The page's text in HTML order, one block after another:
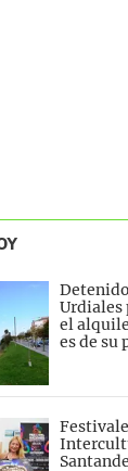
Urdiales
el
es de su